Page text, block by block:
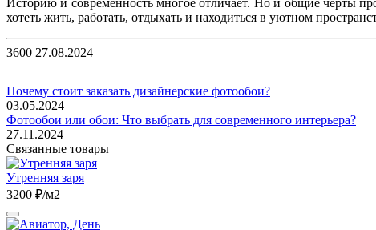
хотеть жить, работать, отдыхать и находиться в уютном
3600 27.08.2024
Почему стоит заказать дизайнерские фотообои?
03.05.2024
Фотообои или обои: Что выбрать для современного интерьера?
27.11.2024
Связанные товары
Утренняя заря
3200 ₽/м2